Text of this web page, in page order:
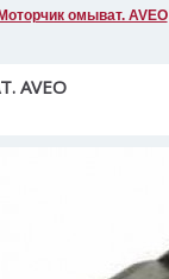
Моторчик омыват. AVEO
AVEO